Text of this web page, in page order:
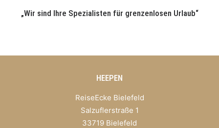
„Wir sind Ihre Spezialisten für grenzenlosen Urlaub“
HEEPEN
ReiseEcke Bielefeld
Salzuflerstraße 1
33719 Bielefeld